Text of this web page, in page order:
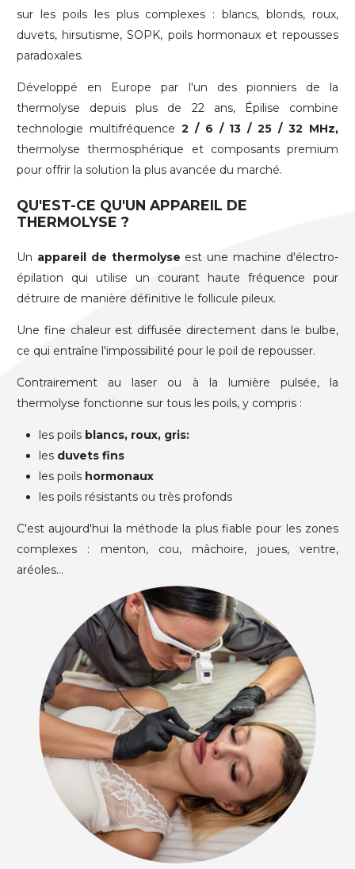
sur les poils les plus complexes : blancs, blonds, roux,
duvets, hirsutisme, SOPK, poils hormonaux et repousses
paradoxales.
Développé en Europe par l'un des pionniers de la
thermolyse depuis plus de 22 ans, Épilise combine
technologie multifréquence 2 / 6 / 13 / 25 / 32 MHz,
thermolyse thermosphérique et composants premium
pour offrir la solution la plus avancée du marché.
QU'EST-CE QU'UN APPAREIL DE
THERMOLYSE ?
Un appareil de thermolyse est une machine d'électro-
épilation qui utilise un courant haute fréquence pour
détruire de manière définitive le follicule pileux.
Une fine chaleur est diffusée directement dans le bulbe,
ce qui entraîne l'impossibilité pour le poil de repousser.
Contrairement au laser ou à la lumière pulsée, la
thermolyse fonctionne sur tous les poils, y compris :
les poils blancs, roux, gris:
les duvets fins
les poils hormonaux
les poils résistants ou très profonds
C'est aujourd'hui la méthode la plus fiable pour les zones
complexes : menton, cou, mâchoire, joues, ventre,
aréoles…